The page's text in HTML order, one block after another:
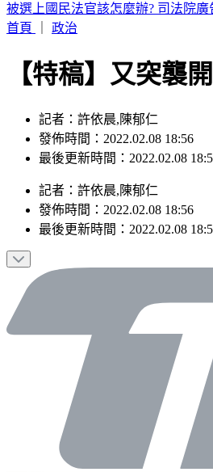
IU無預警召喚前男友 韓網替「她」
首頁
政治
【特稿】又突襲
記者：許依晨,陳郁仁
發佈時間：2022.02.08 18:56
最後更新時間：2022.02.08
記者 ： 許依晨,陳郁仁
發佈時間： 2022.02.08 18:56
最後更新時間： 2022.02.08